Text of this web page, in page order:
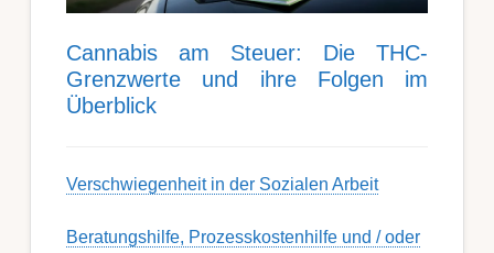
Can­nabis am Steu­er: Die THC-
Grenz­werte und ihre Folgen im
Über­blick
Ver­schwieg­en­heit in der Soz­ial­en Ar­beit
Berat­ungs­hil­fe, Pro­zess­kost­en­hilfe und / oder